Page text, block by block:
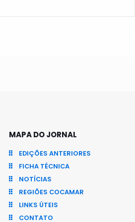
MAPA DO JORNAL
EDIÇÕES ANTERIORES
FICHA TÉCNICA
NOTÍCIAS
REGIÕES COCAMAR
LINKS ÚTEIS
CONTATO